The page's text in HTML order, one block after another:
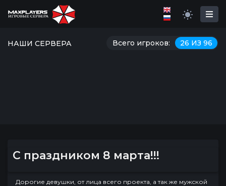
Всего игроков: 26 ИЗ 96
НАШИ СЕРВЕРА
С праздником 8 марта!!!
Дорогие девушки, от лица всего проекта, а так же мужской